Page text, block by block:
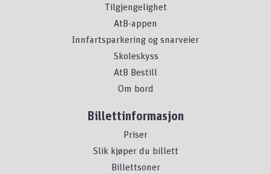
Tilgjengelighet
AtB-appen
Innfartsparkering og snarveier
Skoleskyss
AtB Bestill
Om bord
Billettinformasjon
Priser
Slik kjøper du billett
Billettsoner